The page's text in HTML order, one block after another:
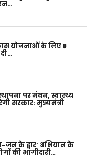
योजनाओं के लिए ₹5
पर मंथन, स्वास्थ्य
सरकार: मुख्यमंत्री
के द्वार’ अभियान के
की भागीदारी…